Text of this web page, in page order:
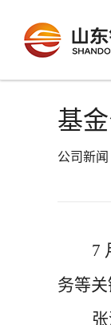
基
公司新闻
7
务等